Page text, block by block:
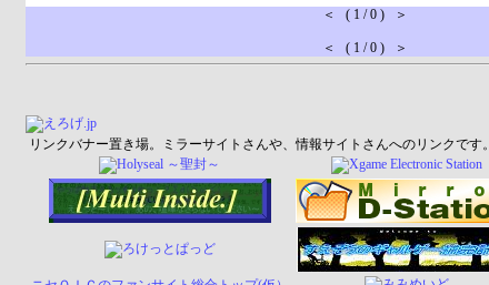
＜ ( 1 / 0 ) ＞
＜ ( 1 / 0 ) ＞
リンクバナー置き場。ミラーサイトさんや、情報サイトさんへのリンクです。